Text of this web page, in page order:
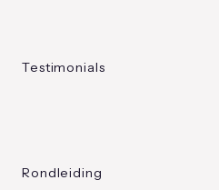
Testimonials
Rondleiding